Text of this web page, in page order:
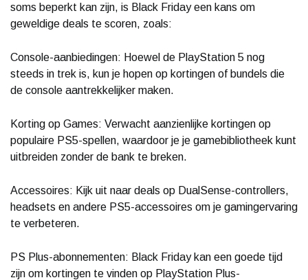
soms beperkt kan zijn, is Black Friday een kans om
geweldige deals te scoren, zoals:
Console-aanbiedingen: Hoewel de PlayStation 5 nog
steeds in trek is, kun je hopen op kortingen of bundels die
de console aantrekkelijker maken.
Korting op Games: Verwacht aanzienlijke kortingen op
populaire PS5-spellen, waardoor je je gamebibliotheek kunt
uitbreiden zonder de bank te breken.
Accessoires: Kijk uit naar deals op DualSense-controllers,
headsets en andere PS5-accessoires om je gamingervaring
te verbeteren.
PS Plus-abonnementen: Black Friday kan een goede tijd
zijn om kortingen te vinden op PlayStation Plus-